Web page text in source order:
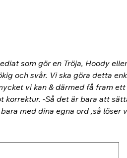
som gör en Tröja, Hoody
och svår. Vi ska göra detta
vi kan & därmed få fram
korrektur. -Så det är bara att
med dina egna ord ,så löser